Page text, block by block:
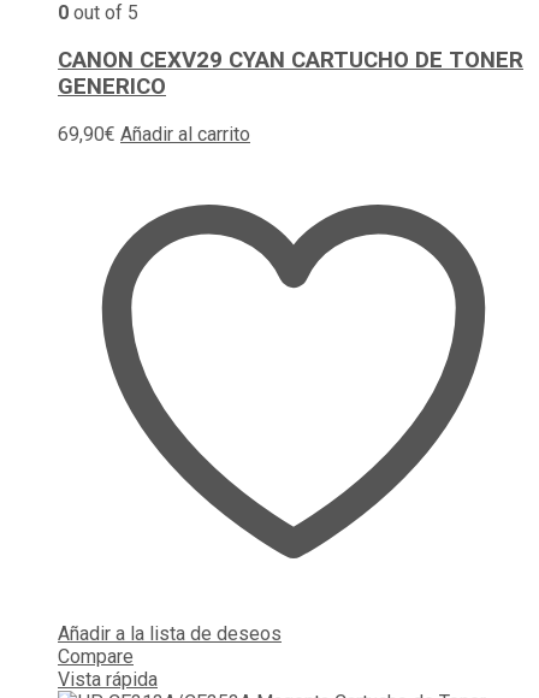
0 out of 5
CANON CEXV29 CYAN CARTUCHO DE TONER
GENERICO
69,90€ Añadir al carrito
Añadir a la lista de deseos
Compare
Vista rápida